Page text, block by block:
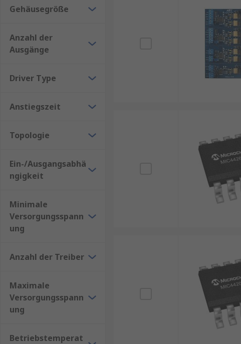
Gehäusegröße
Anzahl der
Ausgänge
Driver Type
Anstiegszeit
Topologie
Ein-/Ausgangsabhä
ngigkeit
Minimale
Versorgungsspann
ung
Anzahl der Treiber
Maximale
Versorgungsspann
ung
Betriebstemperat